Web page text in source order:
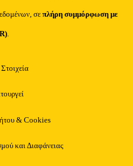
σεπλήρη συμμόρφωση με
.
& Cookies
και Διαφάνειας